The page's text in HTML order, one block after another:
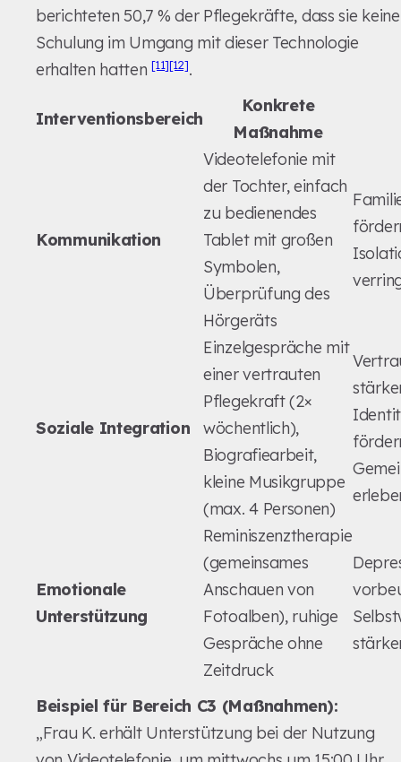
berichteten 50,7 % der Pflegekräfte, dass sie keine
Schulung im Umgang mit dieser Technologie
erhalten hatten[11][12].
Interventionsbereich
Konkrete
Maßnahme
Kommunikation
Videotelefonie mit
der Tochter, einfach
zu bedienendes
Tablet mit großen
Symbolen,
Überprüfung des
Hörgeräts
Soziale Integration
Einzelgespräche mit
einer vertrauten
Pflegekraft (2×
wöchentlich),
Biografiearbeit,
kleine Musikgruppe
(max. 4 Personen)
Emotionale
Unterstützung
Reminiszenztherapie
(gemeinsames
Anschauen von
Fotoalben), ruhige
Gespräche ohne
Zeitdruck
Beispiel für Bereich C3 (Maßnahmen):
„Frau K. erhält Unterstützung bei der Nutzung